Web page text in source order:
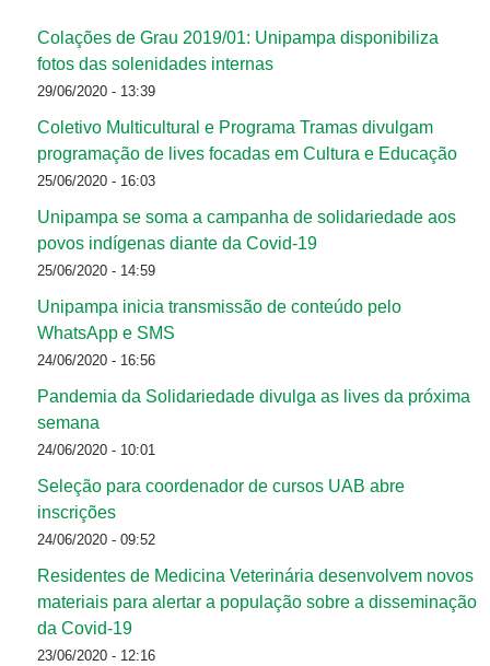
Colações de Grau 2019/01: Unipampa disponibiliza
fotos das solenidades internas
29/06/2020 - 13:39
Coletivo Multicultural e Programa Tramas divulgam
programação de lives focadas em Cultura e Educação
25/06/2020 - 16:03
Unipampa se soma a campanha de solidariedade aos
povos indígenas diante da Covid-19
25/06/2020 - 14:59
Unipampa inicia transmissão de conteúdo pelo
WhatsApp e SMS
24/06/2020 - 16:56
Pandemia da Solidariedade divulga as lives da próxima
semana
24/06/2020 - 10:01
Seleção para coordenador de cursos UAB abre
inscrições
24/06/2020 - 09:52
Residentes de Medicina Veterinária desenvolvem novos
materiais para alertar a população sobre a disseminação
da Covid-19
23/06/2020 - 12:16